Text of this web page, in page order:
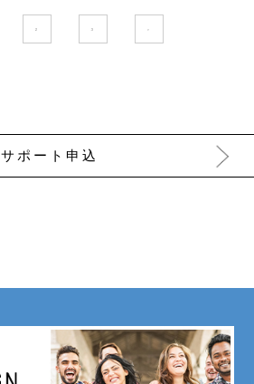
2 3 >
サポート申込